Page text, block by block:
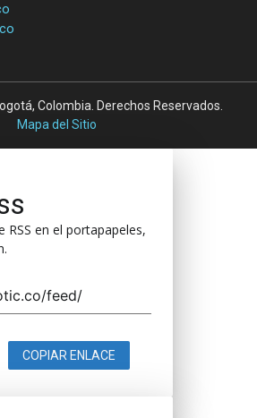
Colombia. Derechos Reservados.
Mapa del Sitio
RSS en el portapapeles,
COPIAR ENLACE